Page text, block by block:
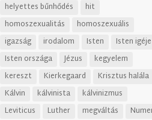
helyettes bűnhődés
hit
homoszexualitás
homoszexuális
igazság
irodalom Isten
Isten igéje
Isten országa
Jézus
kegyelem
kereszt
Kierkegaard
Krisztus halála
Kálvin
kálvinista
kálvinizmus
Leviticus
Luther megváltás